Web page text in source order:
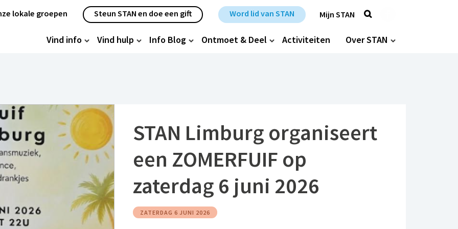
lokale groepen Steun STAN en doe een gift Word lid van STAN Mijn STAN Zoek
Vind info Vind hulp Info Blog Ontmoet & Deel Activiteiten Over STAN
STAN Limburg organiseert
een ZOMERFUIF op
zaterdag 6 juni 2026
ZATERDAG 6 JUNI 2026